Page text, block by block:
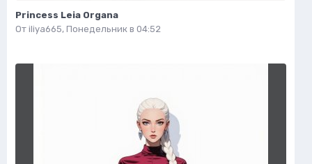
Princess Leia Organa
От iliya665, Понедельник в 04:52